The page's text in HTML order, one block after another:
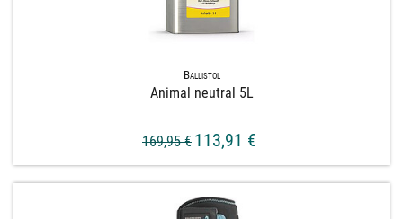
Ballistol
Animal neutral 5L
169,95 € 113,91 €